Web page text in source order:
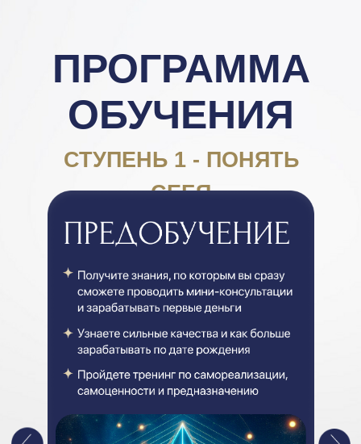
СТУПЕНЬ 1 - ПОНЯТЬ
СЕБЯ
ПРОГРАММА
ОБУЧЕНИЯ